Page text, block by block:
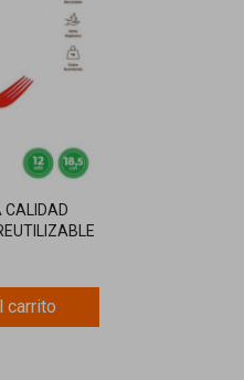
CALIDAD
carrito